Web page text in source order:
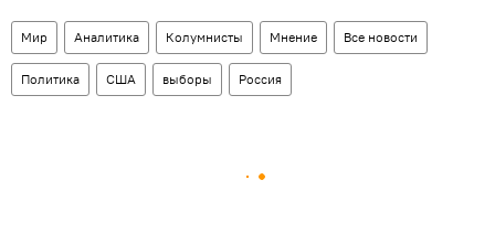
Мир Аналитика Колумнисты Мнение Все новости
Политика США выборы Россия